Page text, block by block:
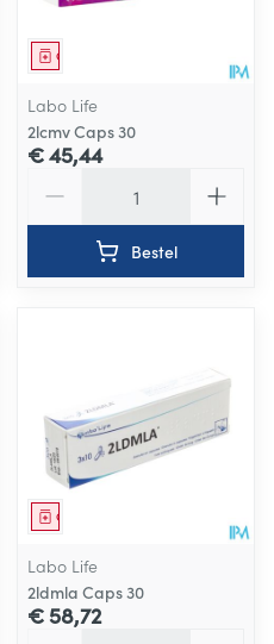
Geneesmiddel
Labo Life
2lcmv Caps 30
€ 45,44
Bestel
Geneesmiddel
Labo Life
2ldmla Caps 30
€ 58,72